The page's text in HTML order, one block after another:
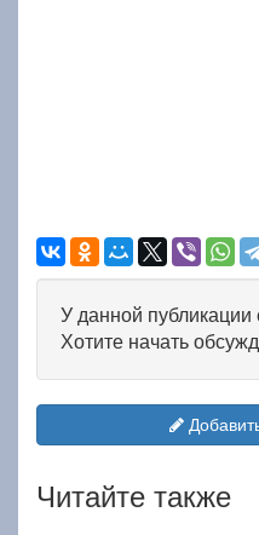
У данной
Хотите начать
Читайте также